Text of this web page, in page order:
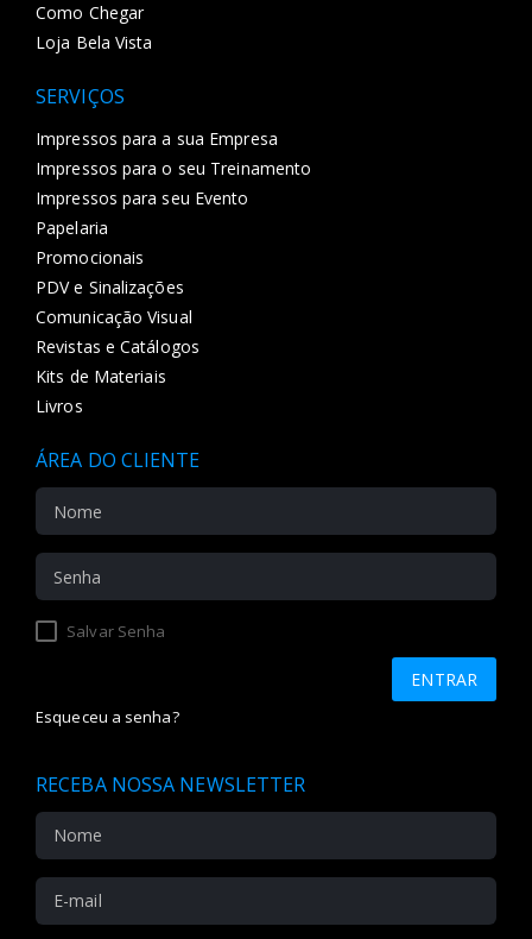
Como Chegar
Loja Bela Vista
SERVIÇOS
Impressos para a sua Empresa
Impressos para o seu Treinamento
Impressos para seu Evento
Papelaria
Promocionais
PDV e Sinalizações
Comunicação Visual
Revistas e Catálogos
Kits de Materiais
Livros
ÁREA DO CLIENTE
Salvar Senha
Esqueceu a senha?
RECEBA NOSSA NEWSLETTER